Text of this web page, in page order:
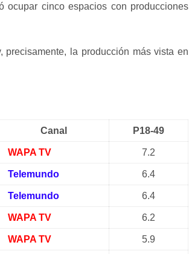
ocupar cinco espacios con producciones
precisamente, la producción más vista en
Canal P18-49
WAPA TV 7.2
Telemundo 6.4
Telemundo 6.4
WAPA TV 6.2
WAPA TV 5.9